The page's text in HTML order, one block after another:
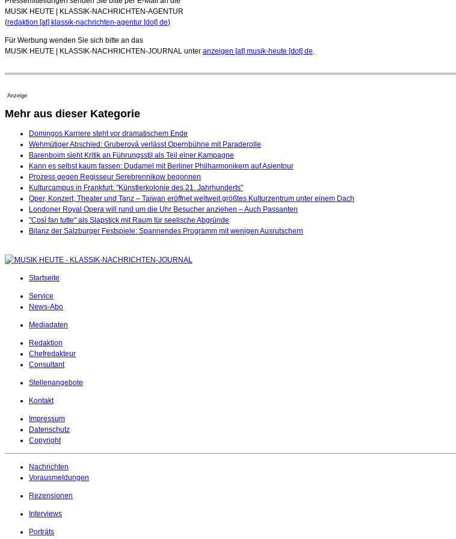
MUSIK HEUTE | KLASSIK-NACHRICHTEN-AGENTUR
(redaktion [at] klassik-nachrichten-agentur [dot] de)
Für Werbung wenden Sie sich bitte an das
MUSIK HEUTE | KLASSIK-NACHRICHTEN-JOURNAL unter anzeigen [at] musik-heute [dot] de
Anzeige
Mehr aus dieser Kategorie
Domingos Karriere steht vor dramatischem Ende
Wehmütiger Abschied: Gruberová verlässt Opernbühne mit Paraderolle
Barenboim sieht Kritik an Führungsstil als Teil einer Kampagne
Kann es selbst kaum fassen: Dudamel mit Berliner Philharmonikern auf Asientour
Prozess gegen Regisseur Serebrennikow begonnen
Kulturcampus in Frankfurt: "Künstlerkolonie des 21. Jahrhunderts"
Oper, Konzert, Theater und Tanz – Taiwan eröffnet weltweit größtes Kulturzentrum unter einem Dach
Londoner Royal Opera will rund um die Uhr Besucher anziehen – Auch Passanten
"Così fan tutte" als Slapstick mit Raum für seelische Abgründe
Bilanz der Salzburger Festspiele: Spannendes Programm mit wenigen Ausrutschern
Startseite
Service
News-Abo
Mediadaten
Redaktion
Chefredakteur
Consultant
Stellenangebote
Kontakt
Impressum
Datenschutz
Copyright
Nachrichten
Vorausmeldungen
Rezensionen
Interviews
Porträts